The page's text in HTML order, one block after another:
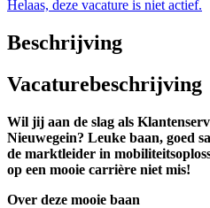
Helaas, deze vacature is niet actief.
Beschrijving
Vacaturebeschrijving
Wil jij aan de slag als
Nieuwegein? Leuke baan, goed
de marktleider in
op een mooie carrière niet mis!
Over deze mooie baan